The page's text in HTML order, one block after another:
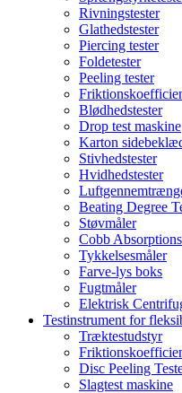
Rivningstester
Glathedstester
Piercing tester
Foldetester
Peeling tester
Blødhedstester
Drop test maskine
Karton
Stivhedstester
Hvidhedstester
Beating Degree
Støvmåler
Cobb
Tykkelsesmåler
Farve-lys boks
Fugtmåler
Elektrisk
Testinstrument for
Træktestudstyr
Disc Peeling
Slagtest maskine